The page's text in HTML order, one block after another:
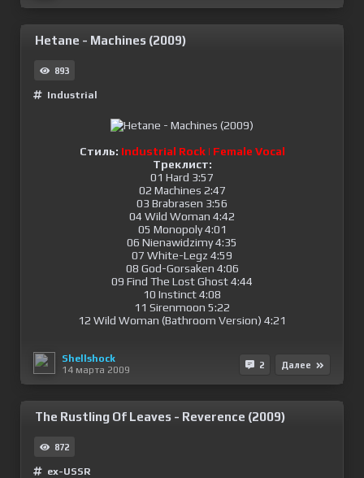
Hetane - Machines (2009)
893
Industrial
Стиль: Industrial Rock | Female Vocal
Треклист:
01 Hard 3:57
02 Machines 2:47
03 Brabrasen 3:56
04 Wild Woman 4:42
05 Monopoly 4:01
06 Nienawidzimy 4:35
07 White-Legz 4:59
08 God-Gorsaken 4:06
09 Find The Lost Ghost 4:44
10 Instinct 4:08
11 Sirenmoon 5:22
12 Wild Woman (Bathroom Version) 4:21
Shellshock
14 марта 2009
2 Далее
The Rustling Of Leaves - Reverence (2009)
872
ex-USSR